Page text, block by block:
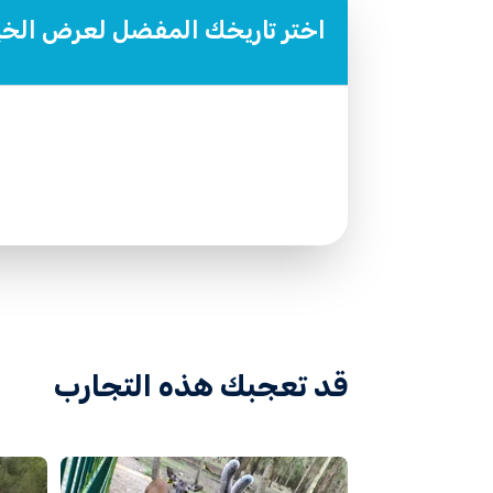
اختر تاريخك المفضل لعرض
قد تعجبك هذه التجارب